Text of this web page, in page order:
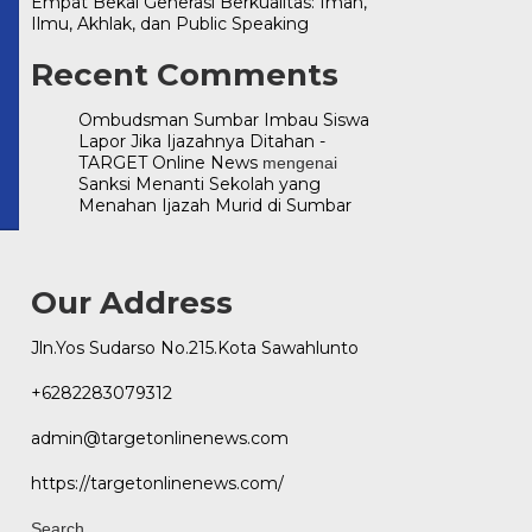
Ilmu, Akhlak, dan Public Speaking
Recent Comments
Ombudsman Sumbar Imbau Siswa
Lapor Jika Ijazahnya Ditahan -
TARGET Online Newsmengenai
Sanksi Menanti Sekolah yang
Menahan Ijazah Murid di Sumbar
Our Address
Jln.Yos Sudarso No.215.Kota Sawahlunto
+6282283079312
admin@targetonlinenews.com
https://targetonlinenews.com/